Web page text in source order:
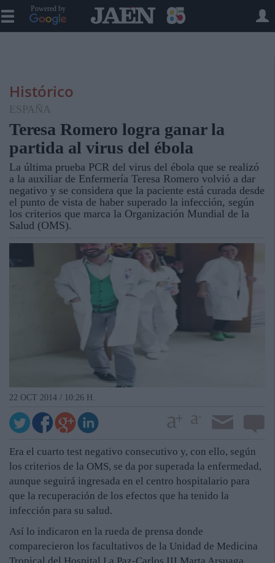
Powered by
Histórico
ESPAÑA
Teresa Romero logra ganar la
partida al virus del ébola
La última prueba PCR del virus del ébola que se realizó
a la auxiliar de Enfermería Teresa Romero volvió a dar
negativo y se considera que la paciente está curada desde
el punto de vista de haber superado la infección, según
los criterios que marca la Organización Mundial de la
Salud (OMS).
22 OCT 2014 / 10:26 H.
Era el cuarto test negativo consecutivo y, con ello, según
los criterios de la OMS, se da por superada la enfermedad,
aunque seguirá ingresada en el centro hospitalario para
que la recuperación de los efectos que ha tenido la
infección para su salud.
Así lo indicaron en la rueda de prensa donde
comparecieron los facultativos de la Unidad de Medicina